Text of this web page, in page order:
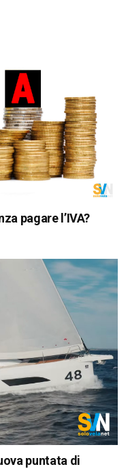
pagare l’IVA?
puntata di